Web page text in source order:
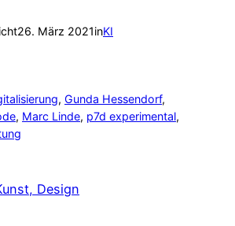
26. März 2021inKI
, Gunda Hessendorf
, Marc Linde, p7d experimental
Design